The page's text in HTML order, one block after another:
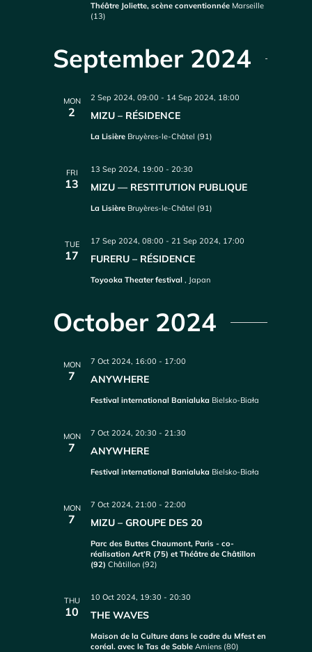
Théâtre Joliette, scène conventionnée Marseille
(13)
September 2024
MON
2 MIZU – RÉSIDENCE
2 Sep 2024, 09:00 - 14 Sep 2024, 18:00
La Lisière Bruyères-le-Châtel (91)
FRI
13 MIZU — RESTITUTION PUBLIQUE
13 Sep 2024, 19:00 -20:30
La Lisière Bruyères-le-Châtel (91)
TUE
17 FURERU – RÉSIDENCE
17 Sep 2024, 08:00 -21 Sep 2024, 17:00
Toyooka Theater festival, Japan
October 2024
MON
7 ANYWHERE
7 Oct 2024, 16:00 - 17:00
Festival international Banialuka Bielsko-Biała
MON
7 ANYWHERE
7 Oct 2024, 20:30 -21:30
Festival international Banialuka Bielsko-Biała
MON
7 MIZU – GROUPE DES 20
7 Oct 2024, 21:00 -22:00
Parc des Buttes Chaumont, Paris - co-
réalisation Art’R (75) et Théâtre de Châtillon
(92)Châtillon (92)
THU
10 THE WAVES
10 Oct 2024, 19:30 -20:30
Maison de la Culture dans le cadre du Mfest en
coréal. avec le Tas de SableAmiens (80)